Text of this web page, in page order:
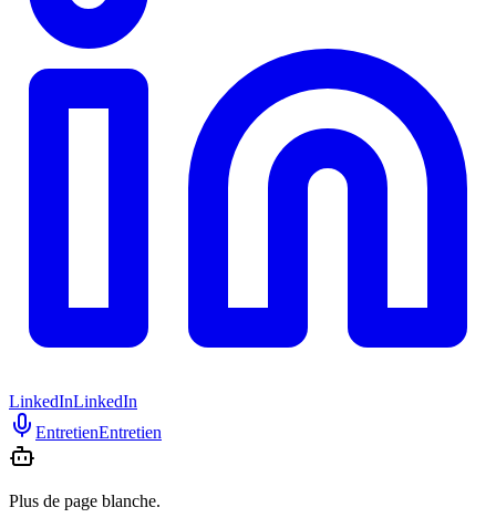
LinkedInLinkedIn
EntretienEntretien
Plus de page blanche.